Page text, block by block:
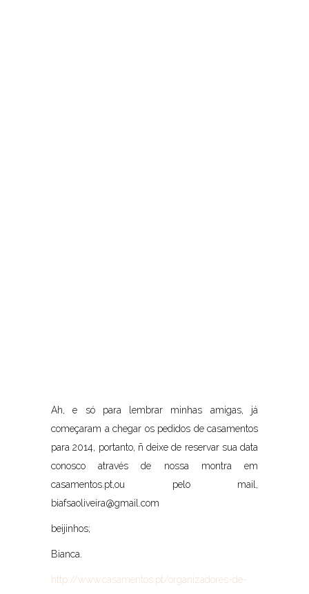
Ah, e só para lembrar minhas amigas, já
começaram a chegar os pedidos de casamentos
para 2014, portanto, ñ deixe de reservar sua data
conosco através de nossa montra em
casamentos.pt,ou pelo mail,
biafsaoliveira@gmail.com
beijinhos;
Bianca.
http://www.casamentos.pt/organizadores-de-